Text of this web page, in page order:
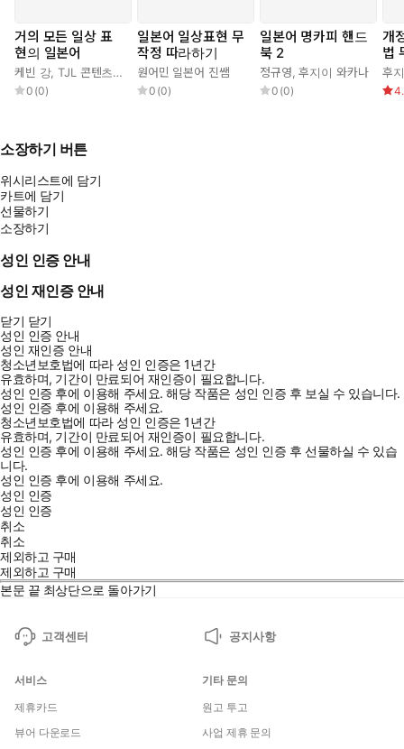
입에 착! 시험에 착!
착! 붙는 착한 독학서
일본어 첫걸음서 분야 누적 판매 1위 『착! 붙는 일본어 독학 첫걸
음』 개정판 출간. 짜임새 있는 설명과 재미있는 스토리를 따라가다
거의 모든 일상 표
현의 일본어
케빈 강,TJL 콘텐츠 연구소
0 (0)
일본어 일상표현 무
작정 따라하기
원어민 일본어 진쌤
0 (0)
일본어 명카피 핸드
북 2
정규영,후지이 와카나
0 (0)
개
법
후
소장하기 버튼
위시리스트에 담기
카트에 담기
선물하기
소장하기
성인 인증 안내
성인 재인증 안내
닫기 닫기
성인 인증 안내
성인 재인증 안내
청소년보호법에 따라 성인 인증은 1년간
유효하며, 기간이 만료되어 재인증이 필요합니다.
성인 인증 후에 이용해 주세요.해당 작품은 성인 인증 후 보실 수 있습니다.
성인 인증 후에 이용해 주세요.
청소년보호법에 따라 성인 인증은 1년간
유효하며, 기간이 만료되어 재인증이 필요합니다.
성인 인증 후에 이용해 주세요.해당 작품은 성인 인증 후 선물하실 수 있습
니다.
성인 인증 후에 이용해 주세요.
성인 인증
성인 인증
취소
취소
제외하고 구매
제외하고 구매
본문 끝 최상단으로 돌아가기
고객센터 공지사항
서비스
제휴카드
뷰어 다운로드
기타 문의
원고 투고
사업 제휴 문의